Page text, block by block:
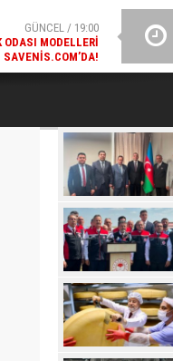
GÜNCEL / 18:38
TANITILDI